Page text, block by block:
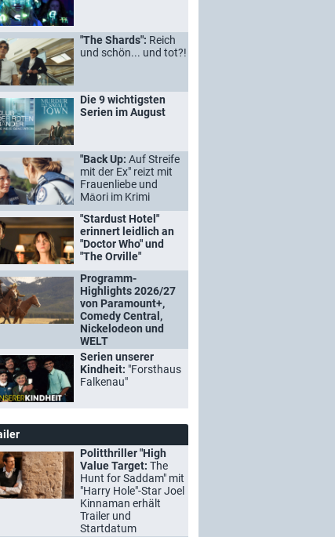
"The Shards": Reich
und schön... und tot?!
Die 9 wichtigsten
Serien im August
"Back Up: Auf Streife
mit der Ex" reizt mit
Frauenliebe und
Māori im Krimi
"Stardust Hotel"
erinnert leidlich an
"Doctor Who" und
"The Orville"
Programm-
Highlights 2026/27
von Paramount+,
Comedy Central,
Nickelodeon und
WELT
Serien unserer
Kindheit: "Forsthaus
Falkenau"
Politthriller "High
Value Target: The
Hunt for Saddam" mit
"Harry Hole"-Star Joel
Kinnaman erhält
Trailer und
Startdatum